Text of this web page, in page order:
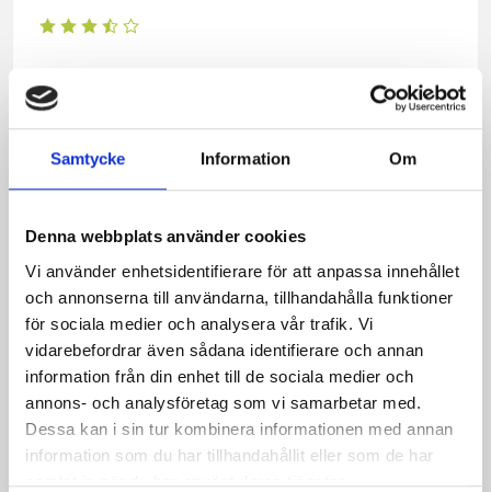
Samtycke Information Om
Denna webbplats använder cookies
Vi använder enhetsidentifierare för att anpassa innehållet
och annonserna till användarna, tillhandahålla funktioner
för sociala medier och analysera vår trafik. Vi
vidarebefordrar även sådana identifierare och annan
information från din enhet till de sociala medier och
annons- och analysföretag som vi samarbetar med.
Dessa kan i sin tur kombinera informationen med annan
information som du har tillhandahållit eller som de har
samlat in när du har använt deras tjänster.
Relaterade recept:
kycklingpaj med bacon
paj med bacon och fetaost
Dela
på
Facebook
Dela
på
Twitter
Dela
på
Pinterest
Dela
via
e-
post
Skriv
ut